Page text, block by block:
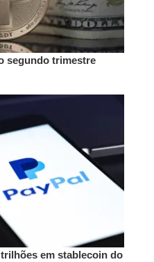
segundo trimestre
em stablecoin do